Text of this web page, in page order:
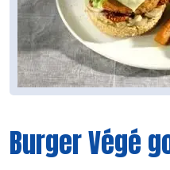
Burger Végé